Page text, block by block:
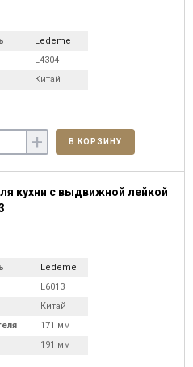
Ledeme
L4304
Китай
+ В КОРЗИНУ
кухни с выдвижной лейкой
Ledeme
L6013
Китай
171 мм
191 мм